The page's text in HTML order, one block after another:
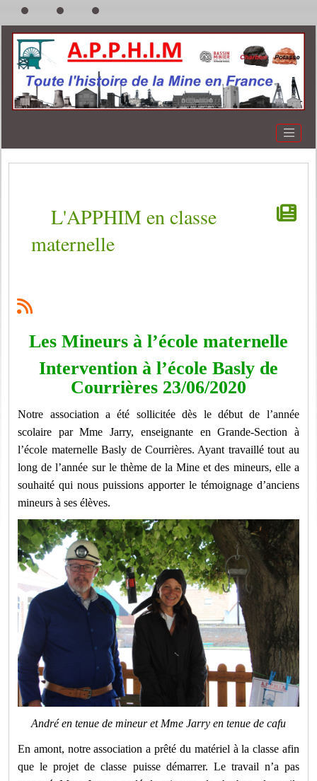
L'APPHIM en classe
maternelle
Les Mineurs à l’école maternelle
Intervention à l’école Basly de
Courrières 23/06/2020
Notre association a été sollicitée dès le début de l’année
scolaire par Mme Jarry, enseignante en Grande-Section à
l’école maternelle Basly de Courrières. Ayant travaillé tout au
long de l’année sur le thème de la Mine et des mineurs, elle a
souhaité qui nous puissions apporter le témoignage d’anciens
mineurs à ses élèves.
André en tenue de mineur et Mme Jarry en tenue de cafu
En amont, notre association a prêté du matériel à la classe afin
que le projet de classe puisse démarrer. Le travail n’a pas